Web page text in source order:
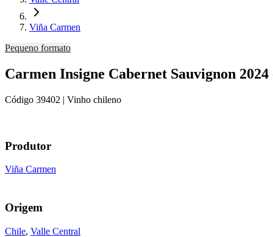
Viña Carmen
Pequeno formato
Carmen Insigne Cabernet Sauvignon 2024
Código 39402 | Vinho chileno
Produtor
Viña Carmen
Origem
Chile, Valle Central